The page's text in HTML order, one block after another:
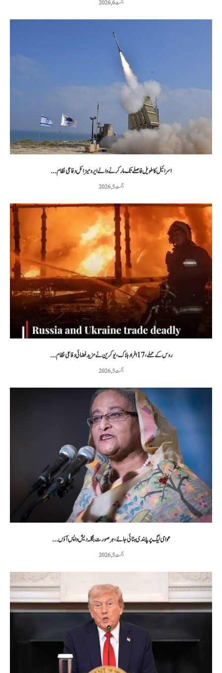
اگست 6, 2026
اسرائیل کا طویل فاصلے تک مار کرنے والے ایرو میزائل دفاعی نظام...
اگست 5, 2026
روس کے حملے، 17 افراد ہلاک، یوکرین نے مزید فضائی دفاعی نظام...
اگست 5, 2026
عوامی لیگ پر پابندی ہٹائی جائے، ہر صورت بنگلہ دیش واپس آؤں...
اگست 5, 2026